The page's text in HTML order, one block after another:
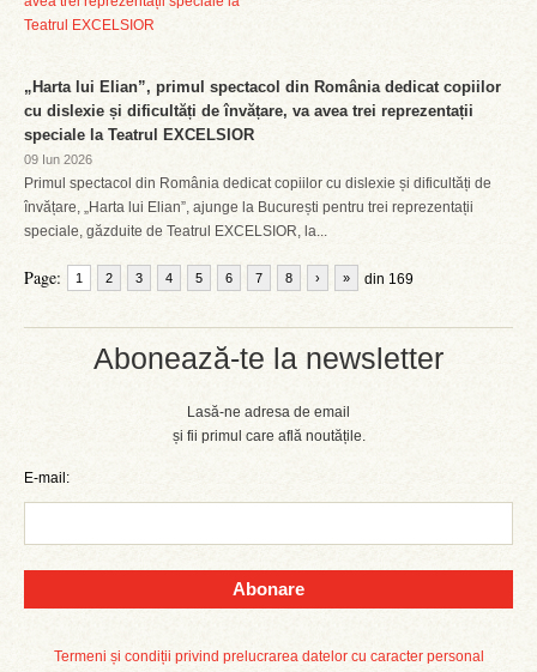
Abonează-te la newsletter
Lasă-ne adresa de email
și fii primul care află noutățile.
E-mail:
Abonare
Termeni și condiții privind prelucrarea datelor cu caracter personal
„Harta lui Elian”, primul spectacol din România dedicat copiilor
cu dislexie și dificultăți de învățare, va avea trei reprezentații
speciale la Teatrul EXCELSIOR
09 Iun 2026
Primul spectacol din România dedicat copiilor cu dislexie și dificultăți de
învățare, „Harta lui Elian”, ajunge la București pentru trei reprezentații
speciale, găzduite de Teatrul EXCELSIOR, la...
Page: 1 2 3 4 5 6 7 8 din 169
› »